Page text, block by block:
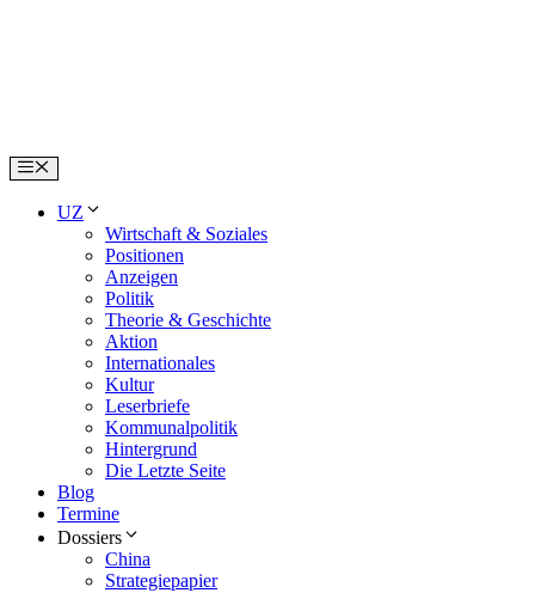
Menu
UZ
Wirtschaft & Soziales
Positionen
Anzeigen
Politik
Theorie & Geschichte
Aktion
Internationales
Kultur
Leserbriefe
Kommunalpolitik
Hintergrund
Die Letzte Seite
Blog
Termine
Dossiers
China
Strategiepapier